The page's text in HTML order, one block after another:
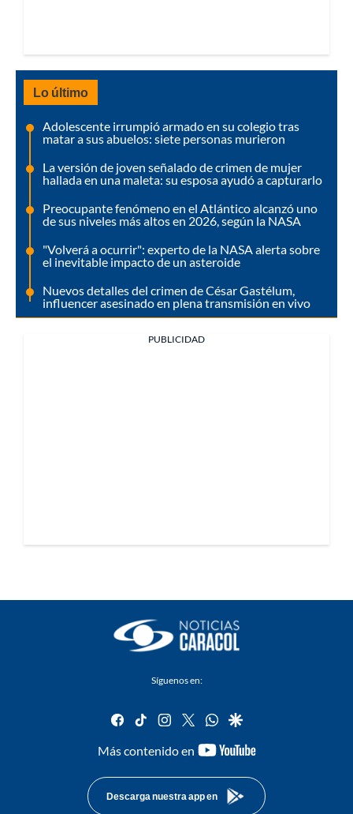
Lo último
Adolescente irrumpió armado en su colegio tras
matar a sus abuelos: siete personas murieron
La versión de joven señalado de crimen de mujer
hallada en una maleta: su esposa ayudó a capturarlo
Preocupante fenómeno en el Atlántico alcanzó uno
de sus niveles más altos en 2026, según la NASA
"Volverá a ocurrir": experto de la NASA alerta sobre
el inevitable impacto de un asteroide
Nuevos detalles del crimen de César Gastélum,
influencer asesinado en plena transmisión en vivo
PUBLICIDAD
Síguenos en:
facebook
tiktok instagram
twitterwhatsapp
google
Más contenido en
youtube-
Descarga nuestra app en